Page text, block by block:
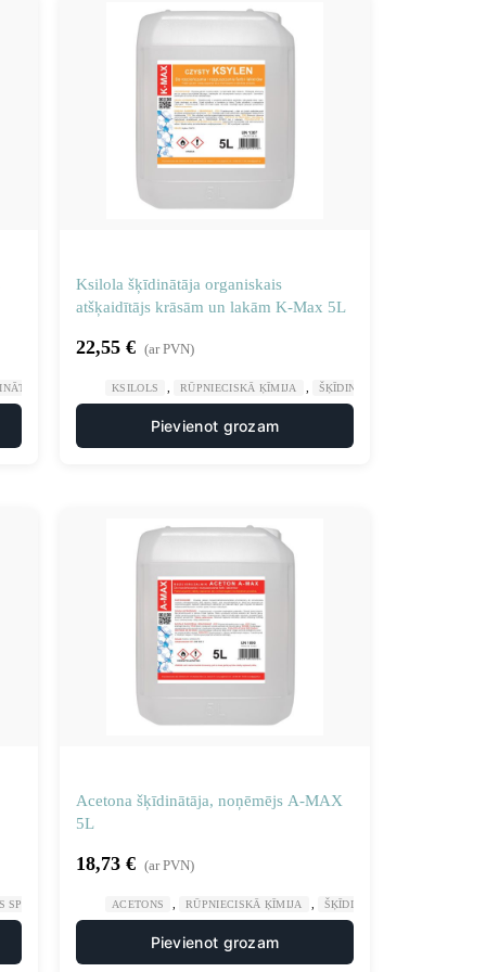
Ksilola šķīdinātāja organiskais
atšķaidītājs krāsām un lakām K-Max 5L
22,55 € (ar PVN)
KSILOLS RŪPNIECISKĀ ĶĪMIJA ŠĶĪDINĀTĀJI
Pievienot grozam
SPIRTI RŪPNIECISKĀ ĶĪMIJA
Acetona šķīdinātāja, noņēmējs A-MAX
5L
18,73 € (ar PVN)
ACETONS RŪPNIECISKĀ ĶĪMIJA ŠĶĪDINĀTĀJI
Pievienot grozam